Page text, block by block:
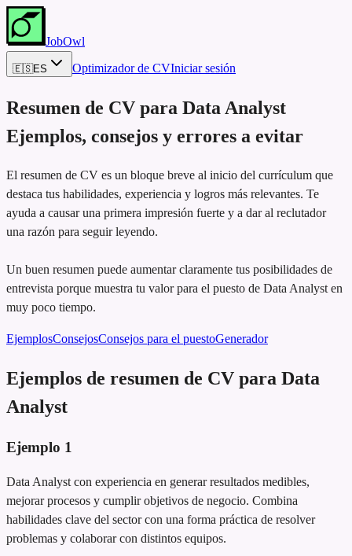
JobOwl
🇪🇸ES Optimizador de CVIniciar sesión
Resumen de CV para Data Analyst
Ejemplos, consejos y errores a evitar
El resumen de CV es un bloque breve al inicio del currículum que
destaca tus habilidades, experiencia y logros más relevantes. Te
ayuda a causar una primera impresión fuerte y a dar al reclutador
una razón para seguir leyendo.
Un buen resumen puede aumentar claramente tus posibilidades de
entrevista porque muestra tu valor para el puesto de Data Analyst en
muy poco tiempo.
EjemplosConsejosConsejos para el puestoGenerador
Ejemplos de resumen de CV para Data
Analyst
Ejemplo 1
Data Analyst con experiencia en generar resultados medibles,
mejorar procesos y cumplir objetivos de negocio. Combina
habilidades clave del sector con una forma práctica de resolver
problemas y colaborar con distintos equipos.